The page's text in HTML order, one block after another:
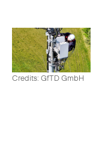
Credits: GfTD GmbH